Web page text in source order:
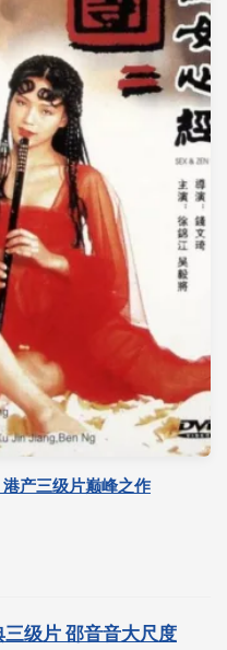
产三级片巅峰之作
级片 邵音音大尺度